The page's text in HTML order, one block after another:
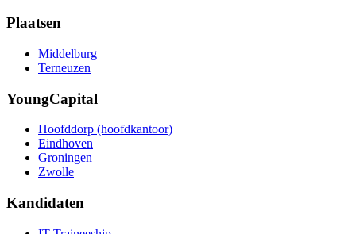
Plaatsen
Middelburg
Terneuzen
YoungCapital
Hoofddorp (hoofdkantoor)
Eindhoven
Groningen
Zwolle
Kandidaten